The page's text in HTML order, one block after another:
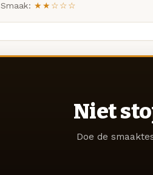
Smaak: ★★☆☆☆
Niet
Doe de